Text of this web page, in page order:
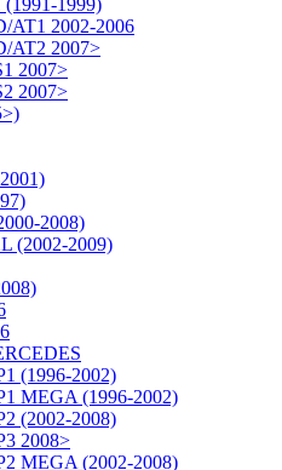
1999)
AT1 2002-2006
AT2 2007>
2007>
2007>
2008)
(2002-2009)
(1996-2002)
MEGA (1996-2002)
(2002-2008)
2008>
MEGA (2002-2008)